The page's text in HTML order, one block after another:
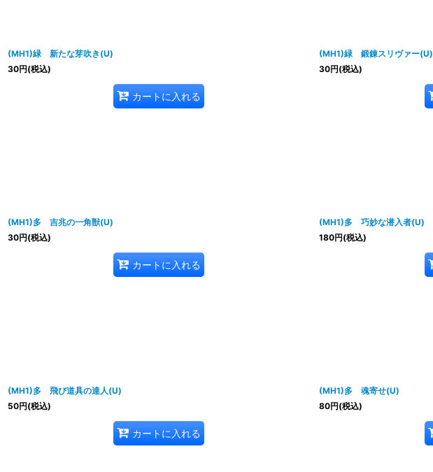
(MH1)緑 新たな芽吹き(U)
30円(税込)
カートに入れる
(MH1)緑 鍛錬スリヴァー(U)
30円(税込)
(MH1)多 吉兆の一角獣(U)
30円(税込)
カートに入れる
(MH1)多 巧妙な潜入者(U)
180円(税込)
(MH1)多 飛び道具の達人(U)
50円(税込)
カートに入れる
(MH1)多 魂寄せ(U)
80円(税込)